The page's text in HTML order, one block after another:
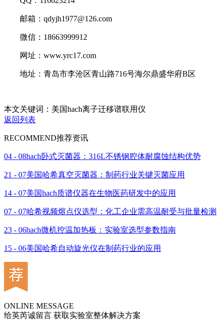
邮箱：qdyjh1977@126.com
微信：18663999912
网址：www.yrc17.com
地址：青岛市李沧区青山路716号海尔鼎盛华府B区
本文关键词：美国hach离子迁移谱联用仪
返回列表
RECOMMEND推荐资讯
04 - 08hach卧式灭菌器：316L不锈钢腔体耐腐蚀结构优势
21 - 07美国哈希真空灭菌器：制药行业关键灭菌应用
14 - 07美国hach质谱仪器在生物医药研发中的应用
07 - 07哈希视频熔点仪选型：化工企业需高温耐受与批量检测
23 - 06hach微机控温加热板：实验室选型参数指南
15 - 06美国哈希自动旋光仪在制药行业的应用
ONLINE MESSAGE
给英芮诚留言 获取实验室整体解决方案